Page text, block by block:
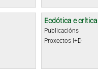
Ecdótica e
Publicacións
Proxectos I+D